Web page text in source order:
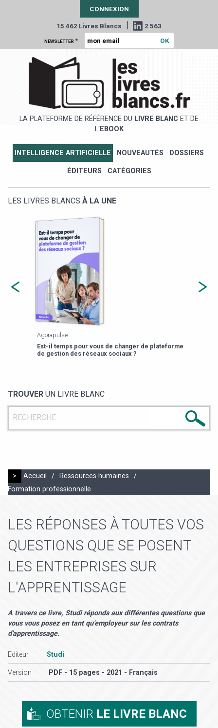
CONNEXION
15 462 Livres Blancs | 2 563
NEWSLETTER *
LA PLATEFORME DE RÉFÉRENCE DU LIVRE BLANC ET DE
L' EBOOK
INTELLIGENCE ARTIFICIELLE NOUVEAUTÉS DOSSIERS
ÉDITEURS CATÉGORIES
LES LIVRES BLANCS À LA UNE
Agorapulse
Est-il temps pour vous de changer de plateforme
de gestion des réseaux sociaux ?
TROUVER UN LIVRE BLANC
> Accueil / Ressources humaines
/
Formation professionnelle
LES RÉPONSES À TOUTES VOS
QUESTIONS QUE SE POSENT
LES ENTREPRISES SUR
L'APPRENTISSAGE
A travers ce livre, Studi réponds aux différentes questions que
vous vous posez en tant qu'employeur sur les contrats
d'apprentissage.
Editeur Studi
Version PDF - 15 pages - 2021 - Français
OBTENIR LE LIVRE BLANC